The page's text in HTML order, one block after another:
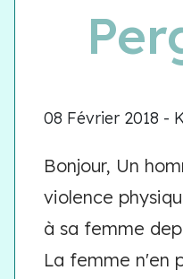
08 Février 2018 -
Bonjour, Un
violence
à sa femme
La femme n'en